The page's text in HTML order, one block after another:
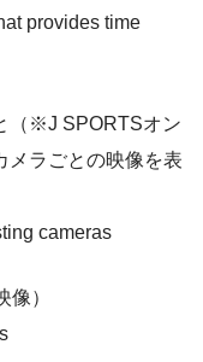
provides time
（※J SPORTSオン
メラごとの映像を表
cameras
）